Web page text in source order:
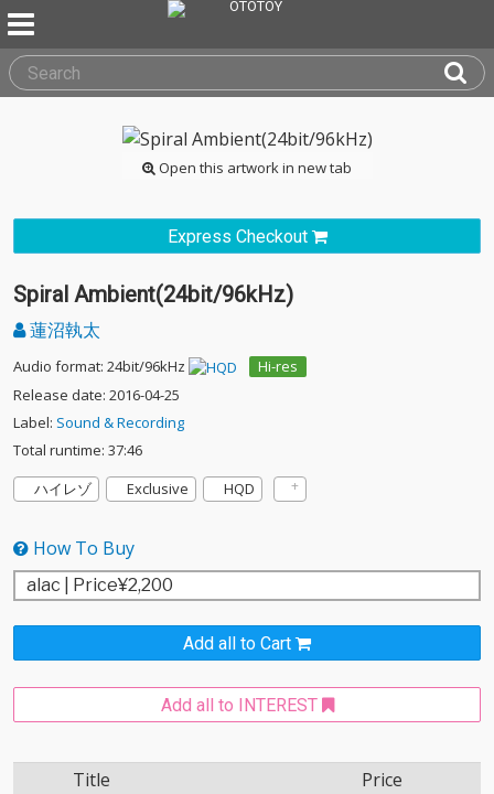
Open this artwork in new tab
Express Checkout
Spiral Ambient(24bit/96kHz)
蓮沼執太
Audio format: 24bit/96kHz
Hi-res
Release date: 2016-04-25
Label: Sound & Recording
Total runtime: 37:46
ハイレゾ
Exclusive HQD
How To Buy
Add all to Cart
Add all to INTEREST
Title Price